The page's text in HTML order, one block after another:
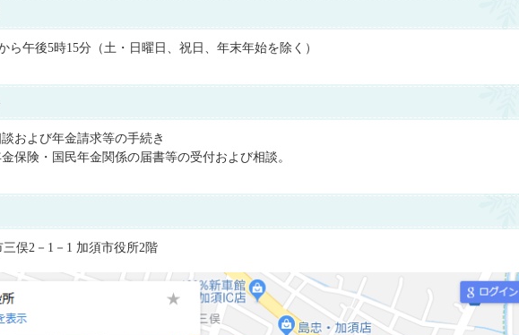
ら午後5時15分（土・日曜日、祝日、年末年始を除く）
および年金請求等の手続き
保険・国民年金関係の届書等の受付および相談。
俣2－1－1 加須市役所2階